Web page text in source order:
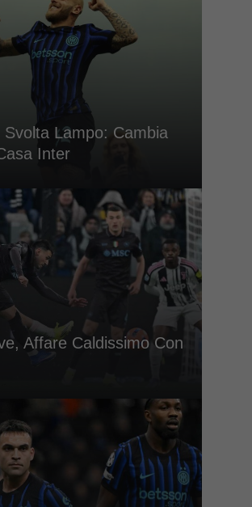
Svolta Lampo: Cambia
Inter
Affare Caldissimo Con